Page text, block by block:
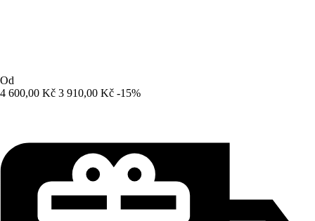
Od
4 600,00 Kč 3 910,00 Kč -15%